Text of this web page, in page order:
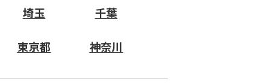
埼玉 千葉
東京都 神奈川